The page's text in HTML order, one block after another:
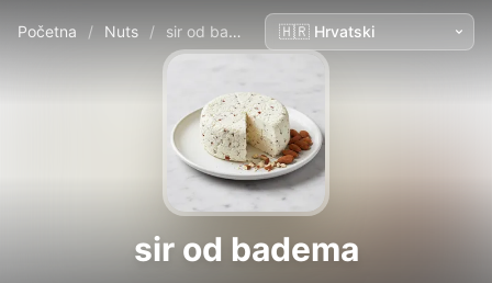
Početna / Nuts / sir od badema
sir od badema